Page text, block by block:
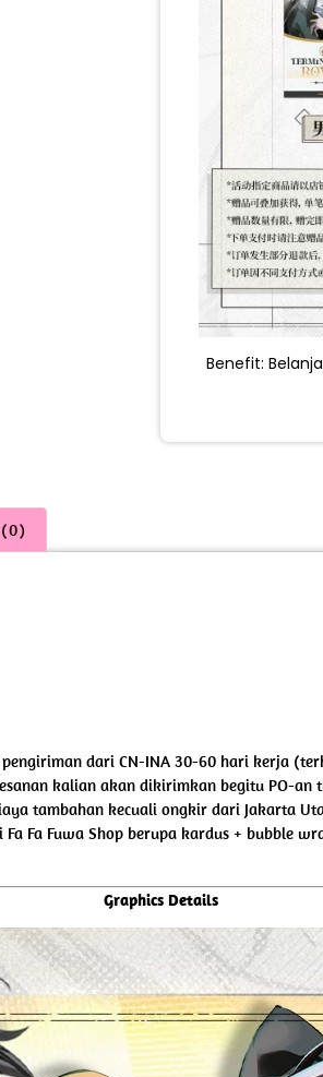
Benefit:
dari CN-INA 30-60 hari kerja
kalian akan dikirimkan begitu PO-an
tambahan kecuali ongkir dari Jakarta
Fa Fuwa Shop berupa kardus + bubble
Graphics Details